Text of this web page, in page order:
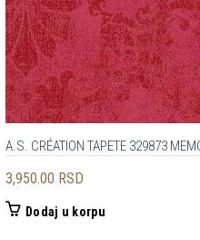
A.S. CRÉATION TAPETE 329873
3,950.00 RSD
Dodaj u korpu